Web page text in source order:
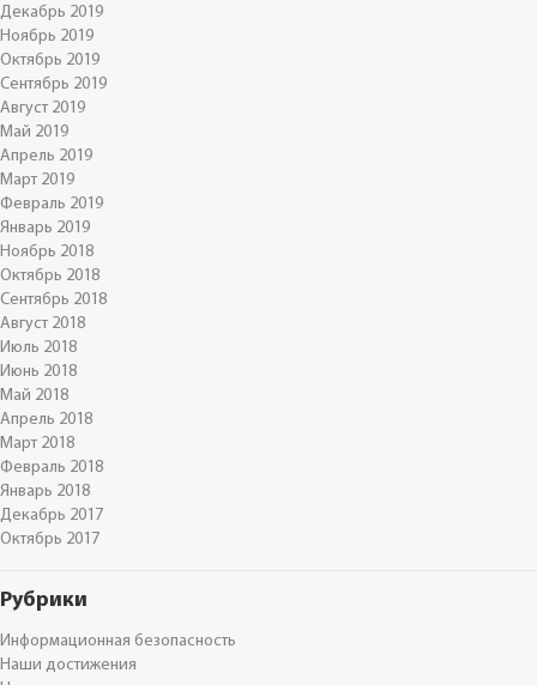
Декабрь 2019
Ноябрь 2019
Октябрь 2019
Сентябрь 2019
Август 2019
Май 2019
Апрель 2019
Март 2019
Февраль 2019
Январь 2019
Ноябрь 2018
Октябрь 2018
Сентябрь 2018
Август 2018
Июль 2018
Июнь 2018
Май 2018
Апрель 2018
Март 2018
Февраль 2018
Январь 2018
Декабрь 2017
Октябрь 2017
Рубрики
Информационная безопасность
Наши достижения